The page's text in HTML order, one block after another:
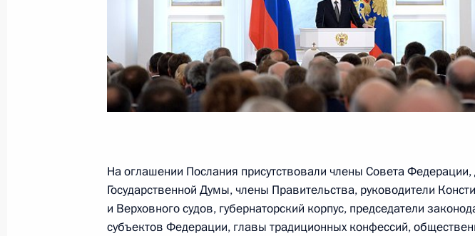
21 апреля 2021 года, среда
Послание Президента Федеральному Собранию
21 апреля 2021 года, 13:20 Москва
Послание Президента Федеральному Собранию
15 января 2020 года, 13:15 Москва
На оглашении Послания присутствовали члены Совета Федерации,
Государственной Думы, члены Правительства, руководители
и Верховного судов, губернаторский корпус, председатели
субъектов Федерации, главы традиционных конфессий,